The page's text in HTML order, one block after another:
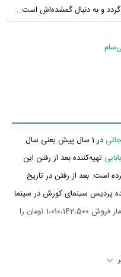
و به دنبال گمشده‌اش است…
در 1 سال پیش یعنی سال
تهیه‌کننده بعد از رفتن این
است. بعد از رفتن در تاریخ
پردیس سینمای کورش در سینما
آغاز کرد. در آن روزها بعد از رفتن توانست آمار فروش 1،010،142،500 تومان را